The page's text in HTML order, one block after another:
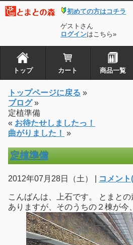
初めての方はコチラ
ゲストさん
ログインはこちら»
トップ カート 商品一覧
トップページに戻る »
ブログ»
定植準備
« お待たせしましたっ！
曲がりました！ »
定植準備
2012年07月28日（土） | コメント
こんばんは、上石です。 とまと
ありますが、そのうちの２棟が今